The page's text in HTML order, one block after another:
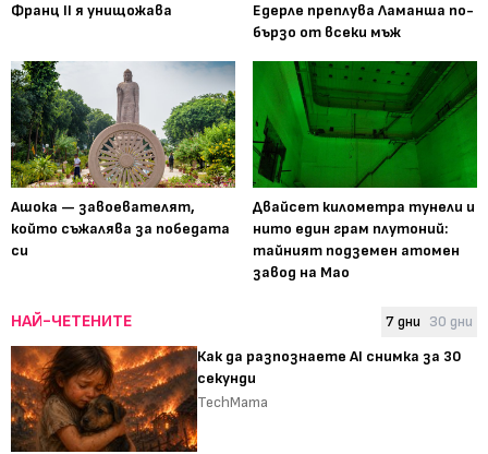
Франц II я унищожава
Едерле преплува Ламанша по-
бързо от всеки мъж
Ашока — завоевателят,
който съжалява за победата
си
Двайсет километра тунели и
нито един грам плутоний:
тайният подземен атомен
завод на Мао
НАЙ-ЧЕТЕНИТЕ 7 дни 30 дни
Как да разпознаете AI снимка за 30
секунди
TechMama